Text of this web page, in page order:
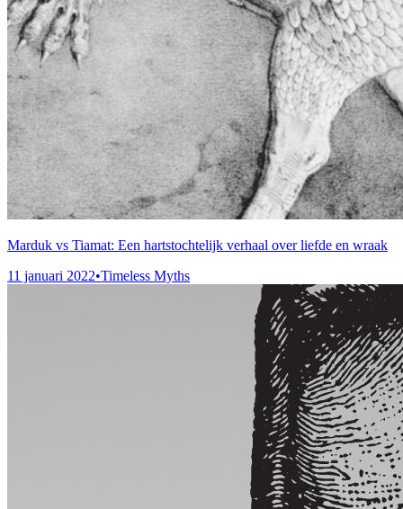
Marduk vs Tiamat: Een hartstochtelijk verhaal over liefde en wraak
11 januari 2022•Timeless Myths